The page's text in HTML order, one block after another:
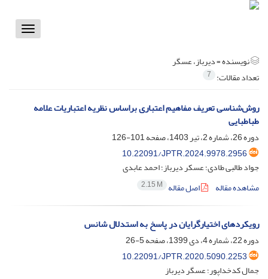
Toggle
نویسنده =دیرباز، عسگر
تعداد مقالات: 7
روش‌شناسی تعریف مفاهیم اعتباری براساس نظریه اعتباریات علامه
طباطبایی
دوره 26، شماره 2، تیر 1403، صفحه
101-126
10.22091/JPTR.2024.9978.2956
جواد طالبی طادی؛ عسکر دیرباز؛ احمد عابدی
مشاهده مقاله
اصل مقاله 2.15 M
رویکردهای اختیارگرایان در پاسخ به استدلال شانس
دوره 22، شماره 4، دی 1399، صفحه
5-26
10.22091/JPTR.2020.5090.2253
جمال کدخداپور؛ عسگر دیرباز